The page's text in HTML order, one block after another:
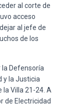
al corte de
acceso
al jefe de
de los
la Defensoría
y la Justicia
la Villa 21-24. A
de Electricidad